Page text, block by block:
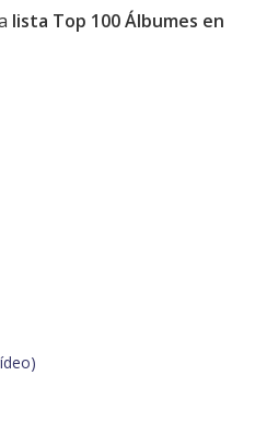
lista Top 100 Álbumes en